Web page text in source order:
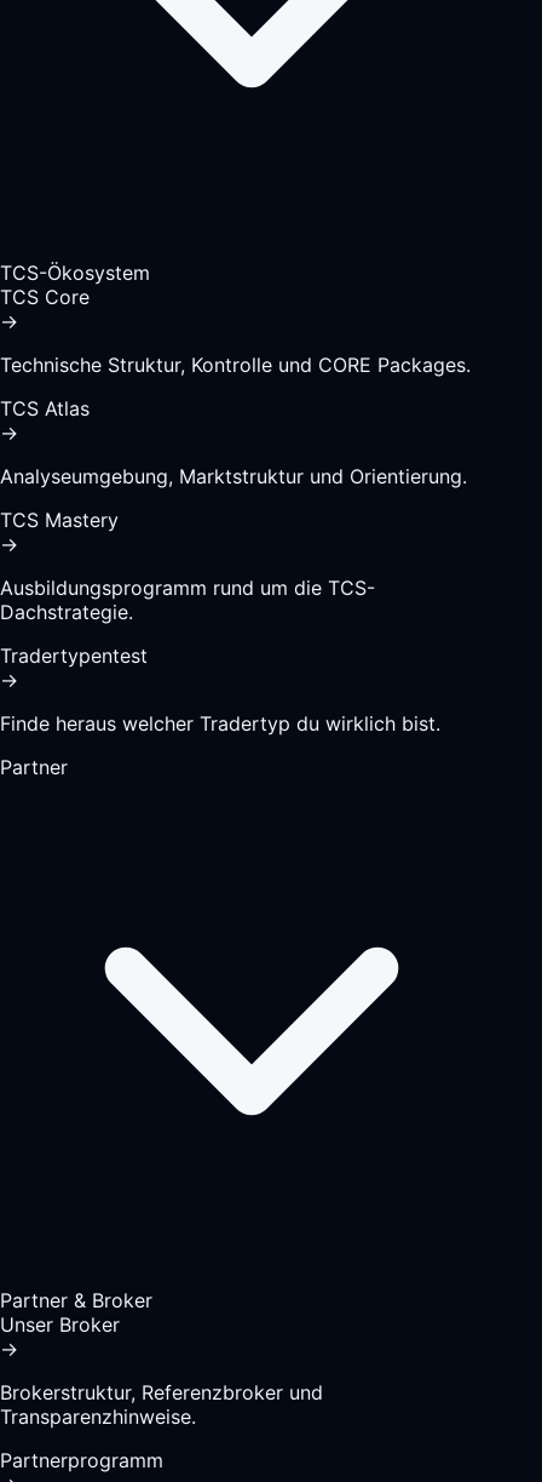
TCS-Ökosystem
TCS Core
→
Technische Struktur, Kontrolle und CORE Packages.
TCS Atlas
→
Analyseumgebung, Marktstruktur und Orientierung.
TCS Mastery
→
Ausbildungsprogramm rund um die TCS-
Dachstrategie.
Tradertypentest
→
Finde heraus welcher Tradertyp du wirklich bist.
Partner
Partner & Broker
Unser Broker
→
Brokerstruktur, Referenzbroker und
Transparenzhinweise.
Partnerprogramm